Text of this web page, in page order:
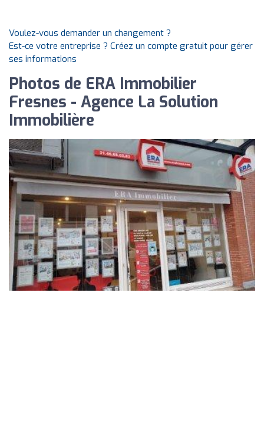
Voulez-vous demander un changement ?
Est-ce votre entreprise ? Créez un compte gratuit pour gérer
ses informations
Photos de ERA Immobilier
Fresnes - Agence La Solution
Immobilière